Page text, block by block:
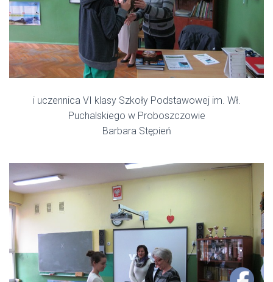
i uczennica VI klasy Szkoły Podstawowej im. Wł.
Puchalskiego w Proboszczowie
Barbara Stępień